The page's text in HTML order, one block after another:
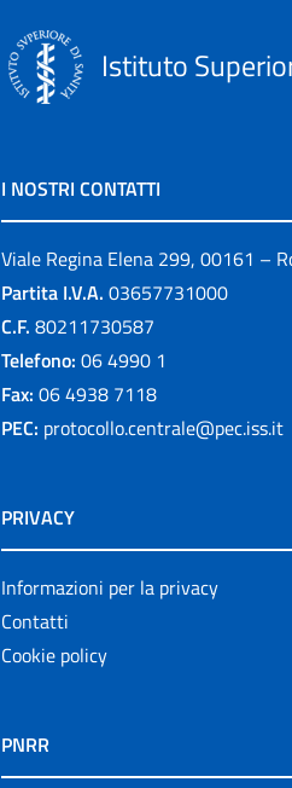
Istituto
I NOSTRI CONTATTI
Viale Regina Elena 299, 00161 –
Partita I.V.A. 03657731000
C.F. 80211730587
Telefono: 06 4990 1
Fax: 06 4938 7118
PEC: protocollo.centrale@pec.iss.it
PRIVACY
Informazioni per la privacy
Contatti
Cookie policy
PNRR